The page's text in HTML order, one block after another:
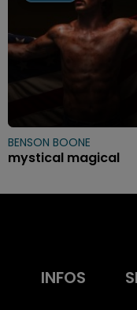
BENSON BOONE
mystical magical
INFOS